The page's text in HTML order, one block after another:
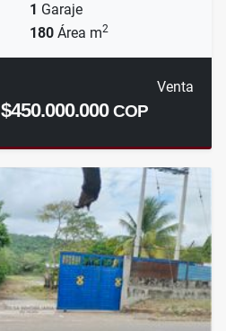
1 Garaje
180 Área m2
Venta
$450.000.000COP